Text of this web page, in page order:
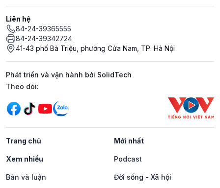
Liên hệ
84-24-39365555
84-24-39342724
41-43 phố Bà Triệu, phường Cửa Nam, TP. Hà Nội
Phát triển và vận hành bởi SolidTech
Mạng xã hội
Theo dõi:
Trang chủ Mới nhất
Xem nhiều Podcast
Bàn và luận Đời sống - Xã hội